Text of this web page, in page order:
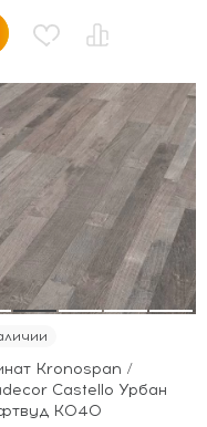
Kronospan /
Castello Урбан
K040